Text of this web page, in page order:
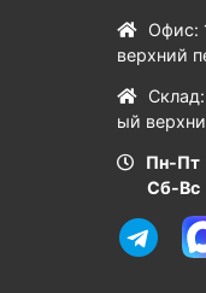
Офис:
верхний
Склад:
ый
Пн-Пт
Сб-Вс